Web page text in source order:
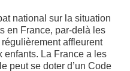
national sur la situation
en France, par-delà les
affleurent
enfants. La France a les
peut se doter d’un Code